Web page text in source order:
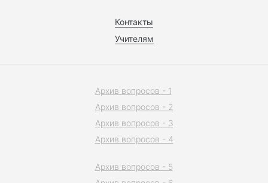
Контакты
Учителям
Архив вопросов - 1
Архив вопросов - 2
Архив вопросов - 3
Архив вопросов - 4
Архив вопросов - 5